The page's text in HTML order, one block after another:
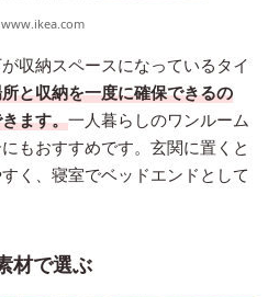
www.ikea.com
収納スペースになっているタイ
と収納を一度に確保できるの
ます。一人暮らしのワンルーム
もおすすめです。玄関に置くと
く、寝室でベッドエンドとして
材で選ぶ